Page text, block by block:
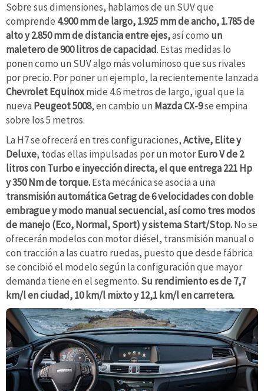
Sobre sus dimensiones, hablamos de un SUV que
comprende 4.900 mm de largo, 1.925 mm de ancho, 1.785 de
alto y 2.850 mm de distancia entre ejes,así como un
maletero de 900 litros de capacidad. Estas medidas lo
ponen como un SUV algo más voluminoso que sus rivales
por precio. Por poner un ejemplo, la recientemente lanzada
Chevrolet Equinoxmide 4.6 metros de largo, igual que la
nueva Peugeot 5008, en cambio un Mazda CX-9se empina
sobre los 5 metros.
La H7 se ofrecerá en tres configuraciones,Active, Elite y
Deluxe, todas ellas impulsadas por un motorEuro V de 2
litros con Turbo e inyección directa, el que entrega 221 Hp
y 350 Nm de torque.Esta mecánica se asocia a una
transmisión automática Getrag de 6 velocidades con doble
embrague y modo manual secuencial, así como tres modos
de manejo (Eco, Normal, Sport) y sistema Start/Stop.No se
ofrecerán modelos con motor diésel, transmisión manual o
con tracción a las cuatro ruedas, puesto que desde fábrica
se concibió el modelo según la configuración que mayor
demanda tiene en el segmento. Su rendimiento es de 7,7
km/l en ciudad, 10 km/l mixto y 12,1 km/l en carretera.